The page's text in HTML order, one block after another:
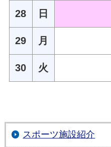
28 日
29 月
30 火
スポーツ施設紹介